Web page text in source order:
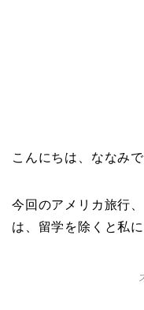
こんにちは、ななみで
今回のアメリカ旅行、
は、留学を除くと私